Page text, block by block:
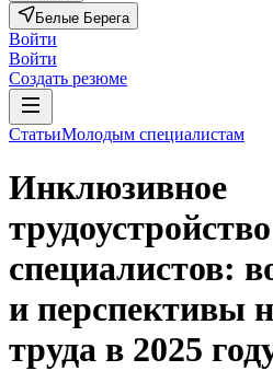
Белые Берега
Войти
Войти
Создать резюме
СтатьиМолодым специалистам
Инклюзивное
специалистов:
и перспективы
труда в 2025